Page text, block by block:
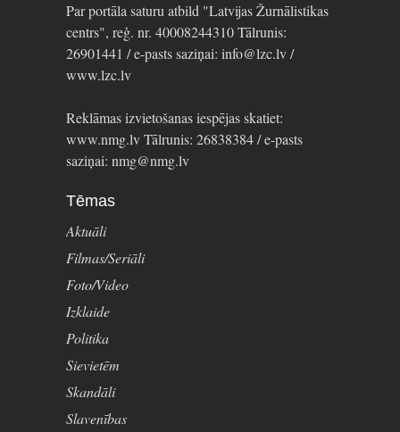
Par portāla saturu atbild "Latvijas Žurnālistikas
centrs", reģ. nr. 40008244310 Tālrunis:
26901441 / e-pasts saziņai: info@lzc.lv /
www.lzc.lv
Reklāmas izvietošanas iespējas skatiet:
www.nmg.lv Tālrunis: 26838384 / e-pasts
saziņai: nmg@nmg.lv
Tēmas
Aktuāli
Filmas/Seriāli
Foto/Video
Izklaide
Politika
Sievietēm
Skandāli
Slavenības